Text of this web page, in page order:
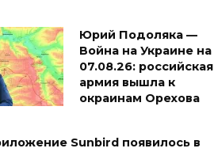
Юрий Подоляка —
Война на Украине на
07.08.26: российская
армия вышла к
окраинам Орехова
Sunbird появилось в